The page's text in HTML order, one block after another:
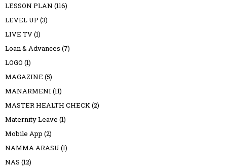
LESSON PLAN (116)
LEVEL UP (3)
LIVE TV(1)
Loan & Advances (7)
LOGO (1)
MAGAZINE (5)
MANARMENI (11)
MASTER HEALTH CHECK(2)
Maternity Leave (1)
Mobile App (2)
NAMMA ARASU (1)
NAS (12)